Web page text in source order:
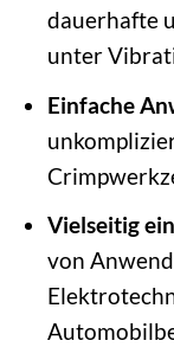
dauerhafte
unter
Einfache
Vielseitig
von